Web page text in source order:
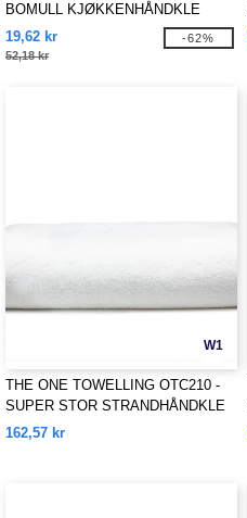
BOMULL KJØKKENHÅNDKLE
19,62 kr
52,18 kr
-62%
W1
THE ONE TOWELLING OTC210 -
SUPER STOR STRANDHÅNDKLE
162,57 kr